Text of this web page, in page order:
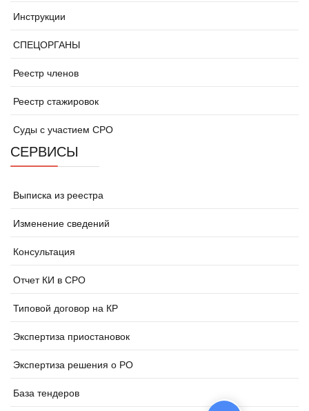
Инструкции
СПЕЦОРГАНЫ
Реестр членов
Реестр стажировок
Суды с участием СРО
СЕРВИСЫ
Выписка из реестра
Изменение сведений
Консультация
Отчет КИ в СРО
Типовой договор на КР
Экспертиза приостановок
Экспертиза решения о РО
База тендеров